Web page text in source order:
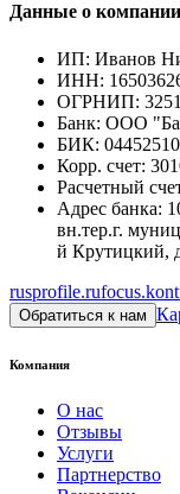
Данные о компании
ИП: Иванов
ИНН:
ОГРНИП:
Банк: ООО
БИК:
Корр. счет:
Расчетный
Адрес банка:
вн.тер.г.
й Крутицкий,
rusprofile.ru
Обратиться к нам
Компания
О нас
Отзывы
Услуги
Партнерство